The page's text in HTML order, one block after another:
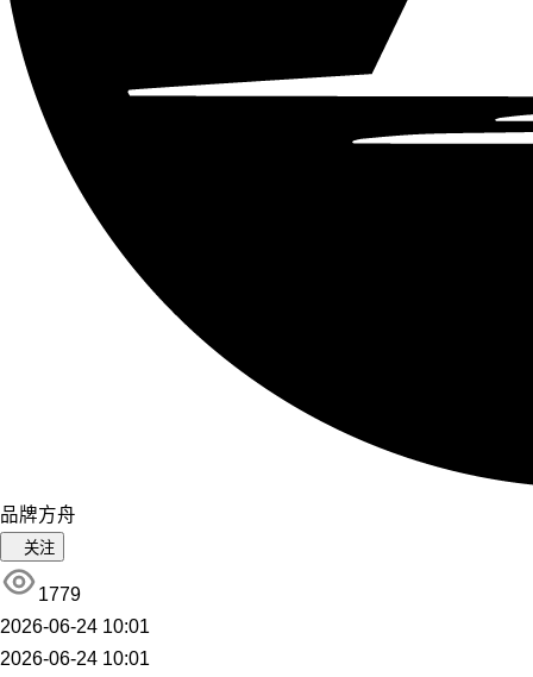
品牌方舟
关注
1779
2026-06-24 10:01
2026-06-24 10:01